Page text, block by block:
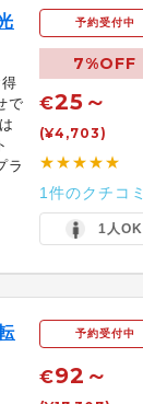
で
ラ
予約受付中
7%OFF
€25～
(¥4,703)
★★★★★
1件のクチコミ
1人OK
予約受付中
€92～